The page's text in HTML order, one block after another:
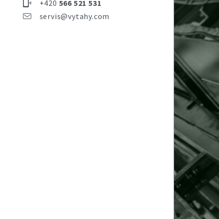
servis@vytahy.com
+420 566 521 531